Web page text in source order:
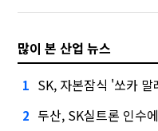
많이 본 산업 뉴스
1 SK, 자본잠식 '쏘카
2 두산, SK실트론 인수